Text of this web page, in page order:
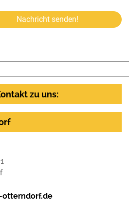
Nachricht senden!
zu uns:
otterndorf.de